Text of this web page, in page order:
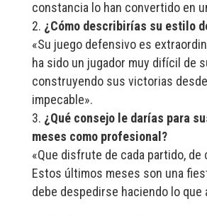
constancia lo han convertido en
¿Cómo describirías su estilo
«Su juego defensivo es
ha sido un jugador muy difícil de
construyendo sus victorias
impecable».
¿Qué consejo le darías para
meses como profesional?
«Que disfrute de cada partido, de
Estos últimos meses son una
debe despedirse haciendo lo que